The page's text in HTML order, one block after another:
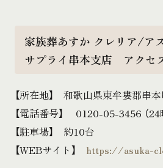
家族葬あすか クレリア/ア
サプライ串本支店 アクセ
【所在地】 和歌山県東牟婁郡串
【電話番号】 0120-05-3456 （24
【駐車場】 約10台
【WEBサイト】 https://asuka-